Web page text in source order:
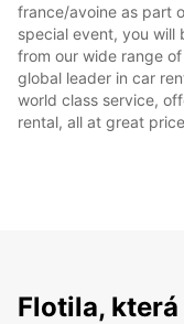
france/avoine as part
special event, you will
from our wide range
global leader in car
world class service,
rental, all at great
Flotila,